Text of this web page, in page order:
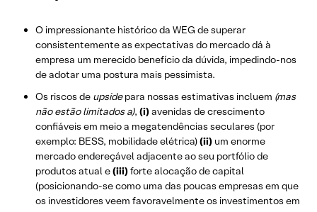
O impressionante histórico da WEG de superar
consistentemente as expectativas do mercado dá à
empresa um merecido benefício da dúvida, impedindo-nos
de adotar uma postura mais pessimista.
Os riscos de upsidepara nossas estimativas incluem (mas
não estão limitados a), (i)avenidas de crescimento
confiáveis em meio a megatendências seculares (por
exemplo: BESS, mobilidade elétrica)(ii) um enorme
mercado endereçável adjacente ao seu portfólio de
produtos atual e(iii)forte alocação de capital
(posicionando-se como uma das poucas empresas em que
os investidores veem favoravelmente os investimentos em